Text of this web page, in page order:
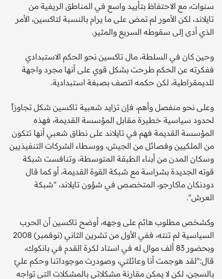
سنوات، مع الاحتفاظ بتأييد واسع في المناطق الريفية من
تايلاند، لكن الأمور لم تمض على ما يرام بالنسبة لتاكسين، الأمر
الذي أدى إلى سقوطه السريع والمثير.
وحين كان في السلطة، مال تاكسين نحو الحكم الاستبدادي
ففكرته عن الحكم طرحت بشكل قوي على أنها مجرد واجهة
للديمقراطية، لكن حكمه اتصف بصبغة استبدادية.
وعلى نحو منفصل وأهم، فإن تزايد شعبية تاكسين شكل تجاوزاً
لحدود سياسية خطيرة مقابل المؤسسة القديمة، فهذه
المؤسسة القديمة فهم في تايلاند على نطاق شعبي أنها تتكون
من الملكيين وفصائل من الجيش، ووسطاء الشركات التنفيذيين
وسكان المدن من أبناء الطبقة المتوسطة، وتنافست شبكة
قوته الجديدة بشراسة مع شبكة القوة القديمة، أو كما قال
دودنكان ماكارجو، المتخصص في شؤون تايلاند، "شبكة
العرش".
وكشخص مطلوب هائم على وجهه، أوضح تاكسين أن الحرب
السياسية لم تنته، ففي الأول من تشرين الثاني (نوفمبر) 2008
وبحضور 83 ألف موال له في استاد لكرة القدم في بانكوك،
قال:"لقد هوجمت أنا وعائلتي، وصودرت موجوداتنا وحكم عليّ
بالسجن، لكن لا يمكن مقارنة مشكلاتي بالمشكلات التي تواجه